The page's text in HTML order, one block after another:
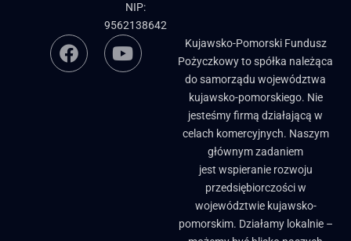
NIP:
9562138642
Kujawsko-Pomorski Fundusz
Pożyczkowy to spółka należąca
do samorządu województwa
kujawsko-pomorskiego. Nie
jesteśmy firmą działającą w
celach komercyjnych. Naszym
głównym zadaniem
jest wspieranie rozwoju
przedsiębiorczości w
województwie kujawsko-
pomorskim. Działamy lokalnie –